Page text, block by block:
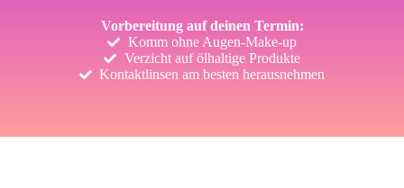
Vorbereitung auf deinen Termin:
Komm ohne Augen-Make-up
Verzicht auf ölhaltige Produkte
Kontaktlinsen am besten herausnehmen